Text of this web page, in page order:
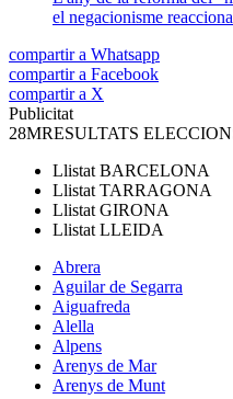
el negacionisme
compartir a Whatsapp
compartir a Facebook
compartir a X
Publicitat
28MRESULTATS
Llistat BARCELONA
Llistat TARRAGONA
Llistat GIRONA
Llistat LLEIDA
Abrera
Aguilar de Segarra
Aiguafreda
Alella
Alpens
Arenys de Mar
Arenys de Munt